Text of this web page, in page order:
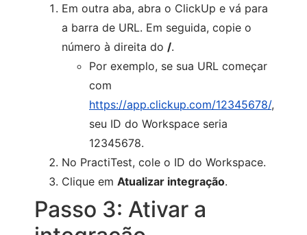
Em outra aba, abra o ClickUp e vá para
a barra de URL. Em seguida, copie o
número à direita do /.
Por exemplo, se sua URL começar
com
https://app.clickup.com/12345678/,
seu ID do Workspace seria
12345678.
No PractiTest, cole o ID do Workspace.
Clique em Atualizar integração.
Passo 3: Ativar a